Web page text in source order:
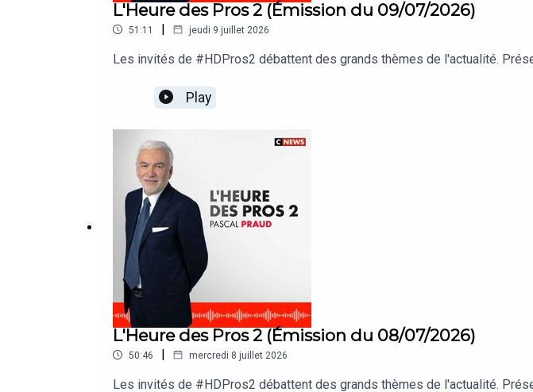
L'Heure des Pros 2 (Émission du 09/07/2026)
51:11 | jeudi 9 juillet 2026
Les invités de #HDPros2 débattent des grands thèmes de l'actualité.
Play
L'Heure des Pros 2 (Émission du 08/07/2026)
50:46 | mercredi 8 juillet 2026
Les invités de #HDPros2 débattent des grands thèmes de l'actualité.